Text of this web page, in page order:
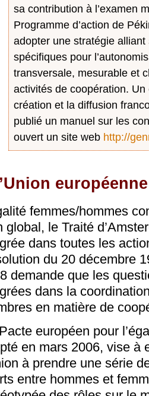
sa contribution à l’examen
Programme d’action de
adopter une stratégie
spécifiques pour
transversale, mesurable et
activités de coopération.
création et la diffusion
publié un manuel sur les
ouvert un site web http://
femmes/hommes
global, le Traité
dans toutes les
du 20 décembre
demande que les
dans la
en matière de
européen pour
en mars 2006, vise à
à prendre une série
entre hommes et